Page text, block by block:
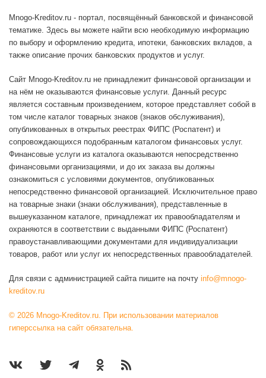
Mnogo-Kreditov.ru - портал, посвящённый банковской и финансовой
тематике. Здесь вы можете найти всю необходимую информацию
по выбору и оформлению кредита, ипотеки, банковских вкладов, а
также описание прочих банковских продуктов и услуг.
Сайт Mnogo-Kreditov.ru не принадлежит финансовой организации и
на нём не оказываются финансовые услуги. Данный ресурс
является составным произведением, которое представляет собой в
том числе каталог товарных знаков (знаков обслуживания),
опубликованных в открытых реестрах ФИПС (Роспатент) и
сопровождающихся подобранным каталогом финансовых услуг.
Финансовые услуги из каталога оказываются непосредственно
финансовыми организациями, и до их заказа вы должны
ознакомиться с условиями документов, опубликованных
непосредственно финансовой организацией. Исключительное право
на товарные знаки (знаки обслуживания), представленные в
вышеуказанном каталоге, принадлежат их правообладателям и
охраняются в соответствии с выданными ФИПС (Роспатент)
правоустанавливающими документами для индивидуализации
товаров, работ или услуг их непосредственных правообладателей.
Для связи с администрацией сайта пишите на почту info@mnogo-
kreditov.ru
© 2026 Mnogo-Kreditov.ru. При использовании материалов
гиперссылка на сайт обязательна.